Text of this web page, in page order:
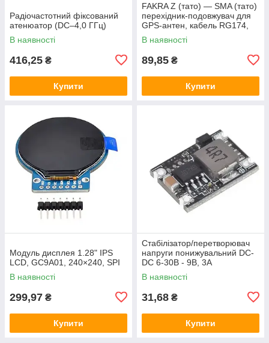
Радіочастотний фіксований
атенюатор (DC–4,0 ГГц)
В наявності
416,25 ₴
Купити
FAKRA Z (тато) — SMA (тато)
перехідник-подовжувач для
GPS-антен, кабель RG174,
15 см
В наявності
89,85 ₴
Купити
Модуль дисплея 1.28" IPS
LCD, GC9A01, 240×240, SPI
В наявності
299,97 ₴
Купити
Стабілізатор/перетворювач
напруги понижувальний DC-
DC 6-30В - 9В, 3А
В наявності
31,68 ₴
Купити